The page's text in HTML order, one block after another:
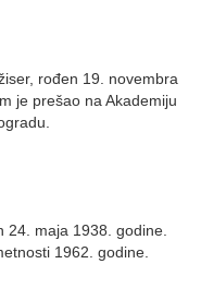
rođen 19. novembra
je prešao na Akademiju
24. maja 1938. godine.
1962. godine.